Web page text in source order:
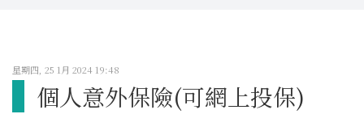
星期四, 25 1月 2024 19:48
個人意外保險(可網上投保)